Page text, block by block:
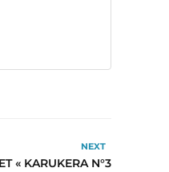
NEXT
« KARUKERA N°3